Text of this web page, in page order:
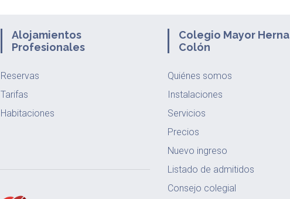
Colegio Mayor
Colón
Quiénes somos
Instalaciones
Servicios
Precios
Nuevo ingreso
Listado de admitidos
Consejo colegial
Alojamientos
Profesionales
Reservas
Tarifas
Habitaciones